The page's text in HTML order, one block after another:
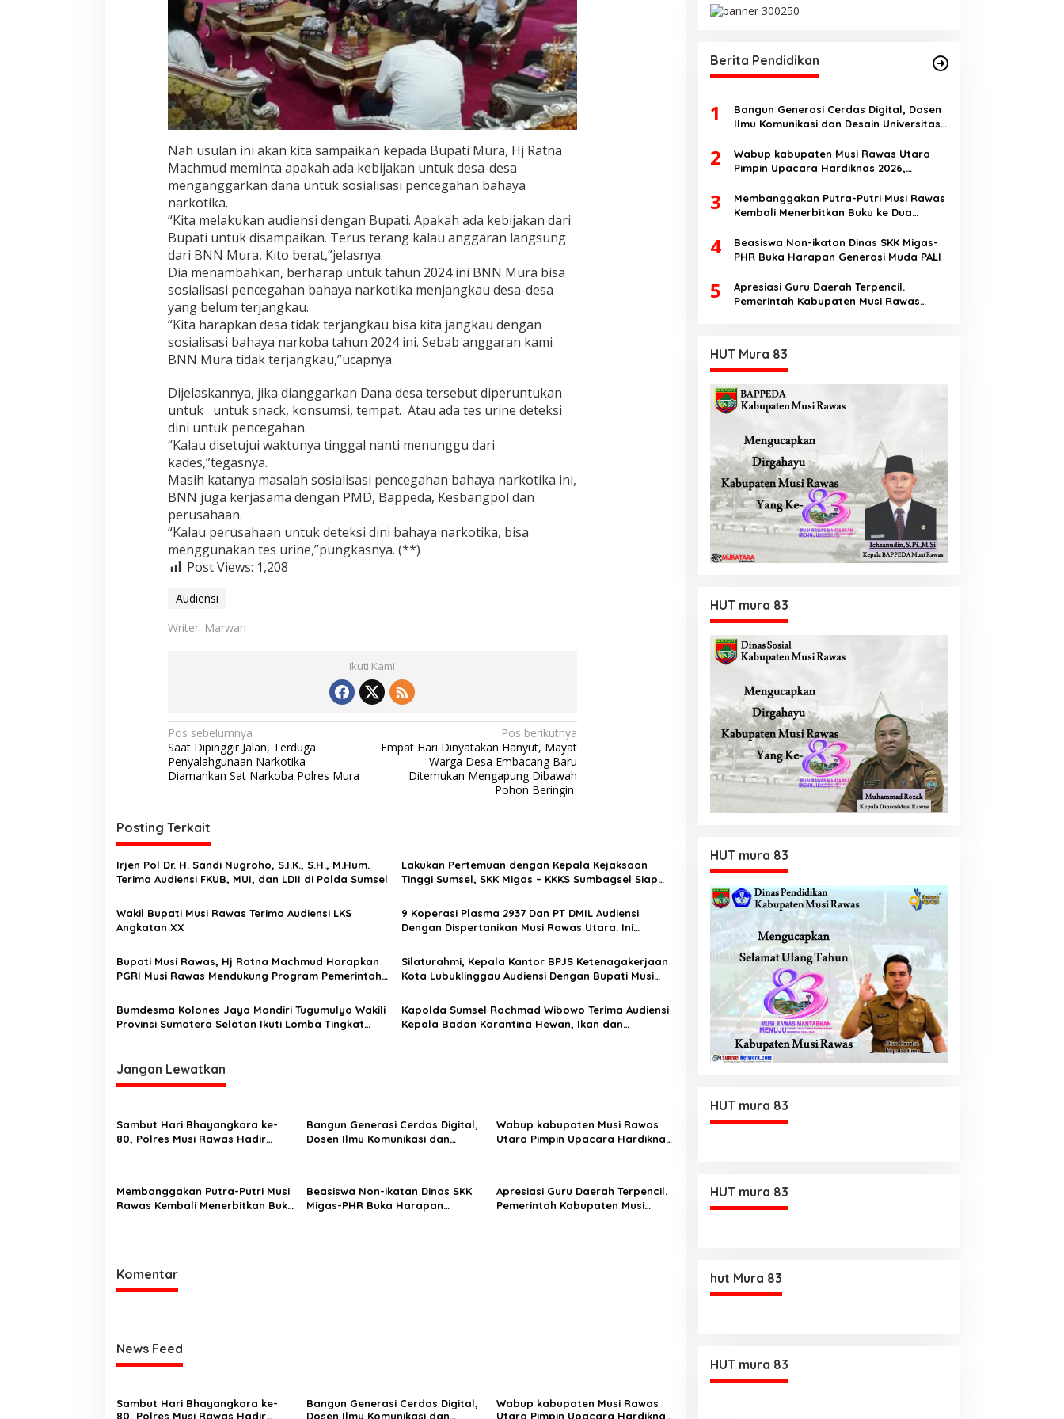
P
e
n
c
g
a
h
a
n
B
h
a
a
N
a
r
k
o
t
i
k
a
Nah usulan ini akan kita sampaikan kepada Bupati Mura, Hj Ratna
Machmud meminta apakah ada kebijakan untuk desa-desa
menganggarkan dana untuk sosialisasi pencegahan bahaya
narkotika.
“Kita melakukan audiensi dengan Bupati. Apakah ada kebijakan dari
Bupati untuk disampaikan. Terus terang kalau anggaran langsung
dari BNN Mura, Kito berat,”jelasnya.
Dia menambahkan, berharap untuk tahun 2024 ini BNN Mura bisa
sosialisasi pencegahan bahaya narkotika menjangkau desa-desa
yang belum terjangkau.
“Kita harapkan desa tidak terjangkau bisa kita jangkau dengan
sosialisasi bahaya narkoba tahun 2024 ini. Sebab anggaran kami
BNN Mura tidak terjangkau,”ucapnya.
Dijelaskannya, jika dianggarkan Dana desa tersebut diperuntukan
untuk untuk snack, konsumsi, tempat. Atau ada tes urine deteksi
dini untuk pencegahan.
“Kalau disetujui waktunya tinggal nanti menunggu dari
kades,”tegasnya.
Masih katanya masalah sosialisasi pencegahan bahaya narkotika ini,
BNN juga kerjasama dengan PMD, Bappeda, Kesbangpol dan
perusahaan.
“Kalau perusahaan untuk deteksi dini bahaya narkotika, bisa
menggunakan tes urine,”pungkasnya. (**)
Post Views: 1,208
Audiensi
Writer: Marwan
Ikuti Kami
N
a
v
g
a
s
i
p
o
s
Pos sebelumnya
Saat Dipinggir Jalan, Terduga
Penyalahgunaan Narkotika
Diamankan Sat Narkoba Polres Mura
Pos berikutnya
Empat Hari Dinyatakan Hanyut, Mayat
Warga Desa Embacang Baru
Ditemukan Mengapung Dibawah
Pohon Beringin
Posting Terkait
Irjen Pol Dr. H. Sandi Nugroho, S.I.K., S.H., M.Hum.
Terima Audiensi FKUB, MUI, dan LDII di Polda Sumsel
Lakukan Pertemuan dengan Kepala Kejaksaan
Tinggi Sumsel, SKK Migas – KKKS Sumbagsel Siap
yang Berlaku
Wakil Bupati Musi Rawas Terima Audiensi LKS
Angkatan XX
9 Koperasi Plasma 2937 Dan PT DMIL Audiensi
Dengan Dispertanikan Musi Rawas Utara. Ini
Bupati Musi Rawas, Hj Ratna Machmud Harapkan
PGRI Musi Rawas Mendukung Program Pemerintah
Silaturahmi, Kepala Kantor BPJS Ketenagakerjaan
Kota Lubuklinggau Audiensi Dengan Bupati Musi
Bumdesma Kolones Jaya Mandiri Tugumulyo Wakili
Provinsi Sumatera Selatan Ikuti Lomba Tingkat
Kapolda Sumsel Rachmad Wibowo Terima Audiensi
Kepala Badan Karantina Hewan, Ikan dan
Jangan Lewatkan
Sambut Hari Bhayangkara ke-
80, Polres Musi Rawas Hadir
Bangun Generasi Cerdas Digital,
Dosen Ilmu Komunikasi dan
di SMK Ikhlas Jawilan
Wabup kabupaten Musi Rawas
Utara Pimpin Upacara Hardiknas
Membanggakan Putra-Putri Musi
Rawas Kembali Menerbitkan Buku
Beasiswa Non-ikatan Dinas SKK
Migas-PHR Buka Harapan
Apresiasi Guru Daerah Terpencil.
Pemerintah Kabupaten Musi
Komentar
News Feed
Sambut Hari Bhayangkara ke-
80, Polres Musi Rawas Hadir
Bangun Generasi Cerdas Digital,
Dosen Ilmu Komunikasi dan
Wabup kabupaten Musi Rawas
Utara Pimpin Upacara Hardiknas
Berita Pendidikan
1
Bangun Generasi Cerdas Digital, Dosen
Ilmu Komunikasi dan Desain Universitas
Disinformasi AI dan Hate Speech di SMK
Ikhlas Jawilan
2
Wabup kabupaten Musi Rawas Utara
Pimpin Upacara Hardiknas 2026,
berakhlak
3
Membanggakan Putra-Putri Musi Rawas
Kembali Menerbitkan Buku ke Dua
4
Beasiswa Non-ikatan Dinas SKK Migas-
PHR Buka Harapan Generasi Muda PALI
5
Apresiasi Guru Daerah Terpencil.
Pemerintah Kabupaten Musi Rawas
HUT Mura 83
HUT mura 83
HUT mura 83
HUT mura 83
HUT mura 83
hut Mura 83
HUT mura 83